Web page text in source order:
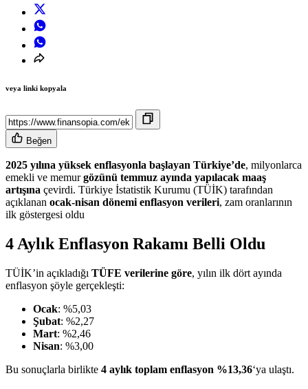
veya linki kopyala
Beğen
2025 yılına yüksek enflasyonla başlayan Türkiye’de, milyonlarca
emekli ve memurgözünü temmuz ayında yapılacak maaş
artışına çevirdi. Türkiye İstatistik Kurumu (TÜİK) tarafından
açıklanan ocak-nisan dönemi enflasyon verileri, zam oranlarının
ilk göstergesi oldu
4 Aylık Enflasyon Rakamı Belli Oldu
TÜİK’in açıkladığı TÜFE verilerine göre, yılın ilk dört ayında
enflasyon şöyle gerçekleşti:
Ocak: %5,03
Şubat: %2,27
Mart: %2,46
Nisan: %3,00
Bu sonuçlarla birlikte 4 aylık toplam enflasyon %13,36‘ya ulaştı.